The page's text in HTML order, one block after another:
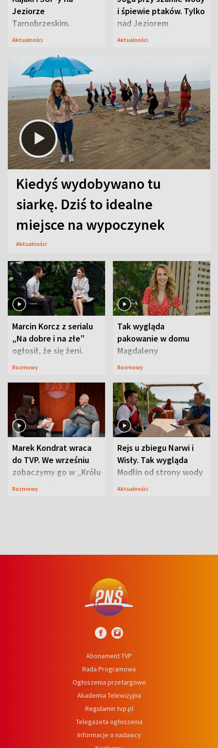
Jeziorze
Tarnobrzeskim.
Przyrodnicy zwracają
Aktualności
i śpiewie ptaków. Tylko
nad Jeziorem
Tarnobrzeskim
Aktualności
Kiedyś wydobywano tu
siarkę. Dziś to idealne
miejsce na wypoczynek
Aktualności
Marcin Korcz z serialu
„Na dobre i na złe”
ogłosił, że się żeni.
Zdradził, co zmienił
Rozmowy
Tak wygląda
pakowanie w domu
Magdaleny
Waligórskiej-Lisieckiej.
Rozmowy
Marek Kondrat wraca
do TVP. We wrześniu
zobaczymy go w „Królu
Maciusiu I”
Rozmowy
Rejs u zbiegu Narwi i
Wisły. Tak wygląda
Modlin od strony wody
Aktualności
Abonament TVP
Rada Programowa
Ogłoszenia przetargowe
Akademia Telewizyjna
Regulamin tvp.pl
Telegazeta ogłoszenia
Informacje o nadawcy